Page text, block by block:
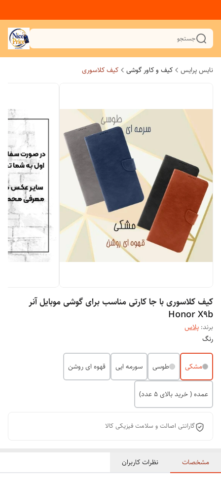
جستجو
نایس پرایس کیف و کاور گوشی کیف کلاسوری
کیف کلاسوری با جا کارتی مناسب برای گوشی موبایل آنر
Honor X9b
برند: پلاس
رنگ
مشکی طوسی سورمه ایی قهوه ای روشن
عمده ( خرید بالای 5 عدد)
گارانتی اصالت و سلامت فیزیکی کالا
مشخصات نظرات کاربران